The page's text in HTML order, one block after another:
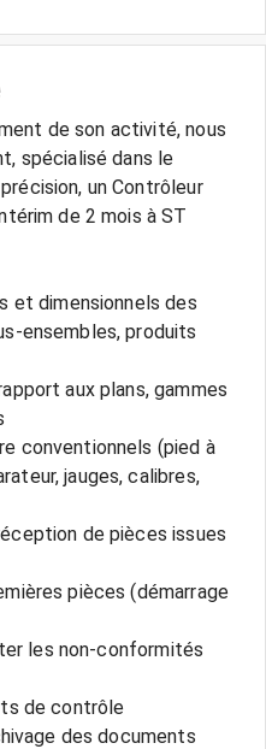
de son activité, nous
spécialisé dans le
un Contrôleur
de 2 mois à ST
et dimensionnels des
ensembles, produits
aux plans, gammes
conventionnels (pied à
jauges, calibres,
de pièces issues
pièces (démarrage
les non-conformités
de contrôle
des documents